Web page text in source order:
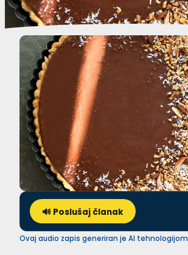
🔊 Poslušaj članak
Ovaj audio zapis generiran je AI tehnologijom